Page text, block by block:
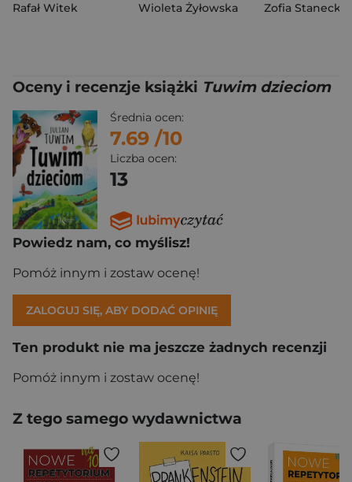
Rafał Witek
Wioleta Żyłowska
Zofia Stanecka
Oceny i recenzje książki Tuwim dzieciom
Średnia ocen:
7.69 /10
Liczba ocen:
13
Powiedz nam, co myślisz!
Pomóż innym i zostaw ocenę!
ZALOGUJ SIĘ, ABY DODAĆ OPINIĘ
Ten produkt nie ma jeszcze żadnych recenzji
Pomóż innym i zostaw ocenę!
Z tego samego wydawnictwa